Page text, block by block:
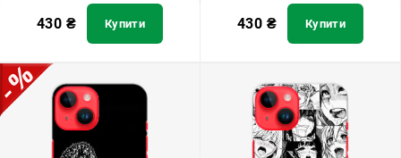
430 ₴ Купити 430 ₴ Купити